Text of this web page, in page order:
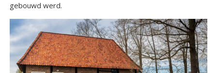
gebouwd werd.